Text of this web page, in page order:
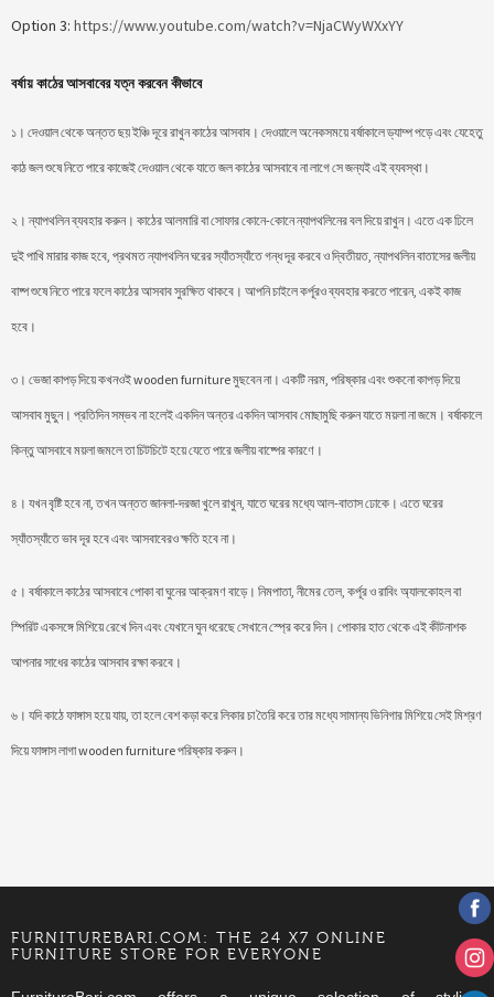
Option 3: https://www.youtube.com/watch?v=NjaCWyWXxYY
বর্ষায় কাঠের আসবাবের যত্ন করবেন কীভাবে
১। দেওয়াল থেকে অন্তত ছয় ইঞ্চি দূরে রাখুন কাঠের আসবাব। দেওয়ালে অনেকসময়ে বর্ষাকালে ড্যাম্প পড়ে এবং যেহেতু
কাঠ জল শুষে নিতে পারে কাজেই দেওয়াল থেকে যাতে জল কাঠের আসবাবে না লাগে সে জন্যই এই ব্যবস্থা।
২। ন্যাপথলিন ব্যবহার করুন। কাঠের আলমারি বা সোফার কোনে-কোনে ন্যাপথলিনের বল দিয়ে রাখুন। এতে এক ঢিলে
দুই পাখি মারার কাজ হবে, প্রথমত ন্যাপথলিন ঘরের স্যাঁতস্যাঁতে গন্ধ দূর করবে ও দ্বিতীয়ত, ন্যাপথলিন বাতাসের জলীয়
বাষ্প শুষে নিতে পারে ফলে কাঠের আসবাব সুরক্ষিত থাকবে। আপনি চাইলে কর্পূরও ব্যবহার করতে পারেন, একই কাজ
হবে।
৩। ভেজা কাপড় দিয়ে কখনওই wooden furniture মুছবেন না। একটি নরম, পরিষ্কার এবং শুকনো কাপড় দিয়ে
আসবাব মুছুন। প্রতিদিন সম্ভব না হলেই একদিন অন্তর একদিন আসবাব মোছামুছি করুন যাতে ময়লা না জমে। বর্ষাকালে
কিন্তু আসবাবে ময়লা জমলে তা চিটচিটে হয়ে যেতে পারে জলীয় বাষ্পের কারণে।
৪। যখন বৃষ্টি হবে না, তখন অন্তত জানলা-দরজা খুলে রাখুন, যাতে ঘরের মধ্যে আল-বাতাস ঢোকে। এতে ঘরের
স্যাঁতস্যাঁতে ভাব দূর হবে এবং আসবাবেরও ক্ষতি হবে না।
৫। বর্ষাকালে কাঠের আসবাবে পোকা বা ঘুনের আক্রমণ বাড়ে। নিমপাতা, নীমের তেল, কর্পূর ও রাবিং অ্যালকোহল বা
স্পিরিট একসঙ্গে মিশিয়ে রেখে দিন এবং যেখানে ঘুন ধরেছে সেখানে স্প্রে করে দিন। পোকার হাত থেকে এই কীটনাশক
আপনার সাধের কাঠের আসবাব রক্ষা করবে।
৬। যদি কাঠে ফাঙ্গাস হয়ে যায়, তা হলে বেশ কড়া করে লিকার চা তৈরি করে তার মধ্যে সামান্য ভিনিগার মিশিয়ে সেই মিশ্রণ
দিয়ে ফাঙ্গাস লাগা wooden furniture পরিষ্কার করুন।
FURNITUREBARI.COM: THE 24 X7 ONLINE
FURNITURE STORE FOR EVERYONE